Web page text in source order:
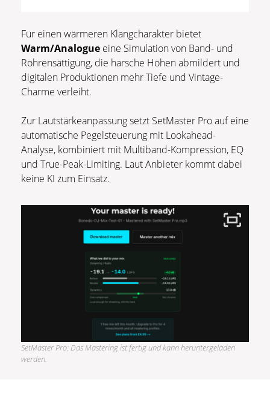
Für einen wärmeren Klangcharakter bietet
Warm/Analogue eine Simulation von Band- und
Röhrensättigung, die harsche Höhen abmildert und
digitalen Produktionen mehr Tiefe und Vintage-
Charme verleiht.
Zur Lautstärkeanpassung setzt SetMaster Pro auf eine
automatische Pegelsteuerung mit Lookahead-
Analyse, kombiniert mit Multiband-Kompression, EQ
und True-Peak-Limiting. Laut Anbieter kommt dabei
keine KI zum Einsatz.
SetMaster Pro: Das Mastering ist fertig und kann heruntergeladen
werden.